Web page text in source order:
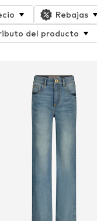
Rebajas
del producto